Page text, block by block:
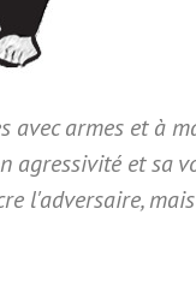
avec armes et à
agressivité et sa
l'adversaire,